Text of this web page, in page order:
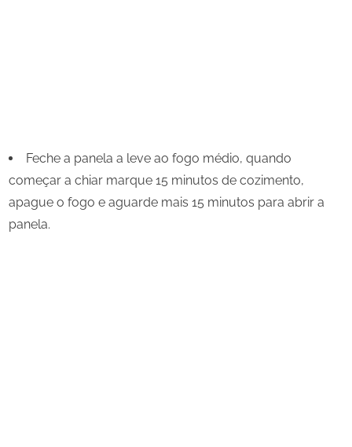
Feche a panela a leve ao fogo médio, quando
começar a chiar marque 15 minutos de cozimento,
apague o fogo e aguarde mais 15 minutos para abrir a
panela.